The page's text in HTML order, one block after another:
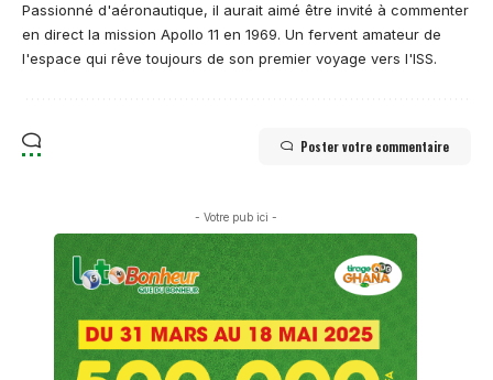
Passionné d'aéronautique, il aurait aimé être invité à commenter
en direct la mission Apollo 11 en 1969. Un fervent amateur de
l'espace qui rêve toujours de son premier voyage vers l'ISS.
Poster votre commentaire
- Votre pub ici -